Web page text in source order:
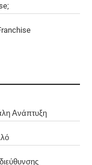
Ανάπτυξη